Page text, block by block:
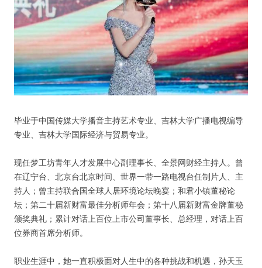
活动
往届
出彩2016
变革2015
逐梦2014
辉煌2013
精彩2012
梦工坊圈
毕业于中国传媒大学播音主持艺术专业、吉林大学广播电视编导
专业、吉林大学国际经济与贸易专业。
现任梦工坊青年人才发展中心副理事长、全景网财经主持人。曾
在辽宁台、北京台北京时间、世界一带一路电视台任制片人、主
持人；曾主持联合国全球人居环境论坛晚宴；和君小镇董秘论
坛；第二十届新财富最佳分析师年会；第十八届新财富金牌董秘
颁奖典礼；累计对话上百位上市公司董事长、总经理，对话上百
位券商首席分析师。
职业生涯中，她一直积极面对人生中的各种挑战和机遇，孙天玉